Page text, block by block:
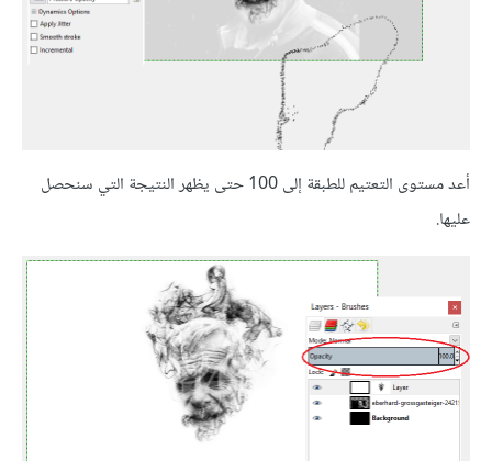
أعد مستوى التعتيم للطبقة إلى 100 حتى يظهر النتيجة التي سنحصل
عليها.